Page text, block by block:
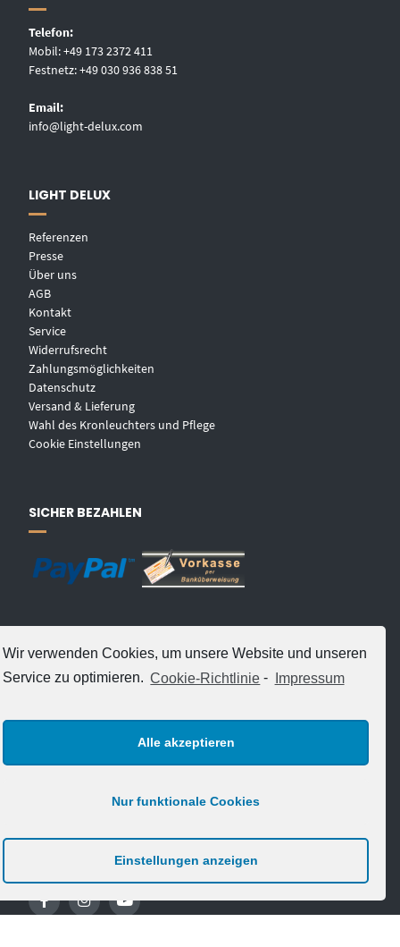
Wir verwenden Cookies, um unsere Website und unseren
Service zu optimieren. Cookie-Richtlinie - Impressum
Alle akzeptieren
Nur funktionale Cookies
Einstellungen anzeigen
Telefon:
Mobil: +49 173 2372 411
Festnetz: +49 030 936 838 51
Email:
info@light-delux.com
LIGHT DELUX
Referenzen
Presse
Über uns
AGB
Kontakt
Service
Widerrufsrecht
Zahlungsmöglichkeiten
Datenschutz
Versand & Lieferung
Wahl des Kronleuchters und Pflege
Cookie Einstellungen
SICHER BEZAHLEN
VERSANDARTEN